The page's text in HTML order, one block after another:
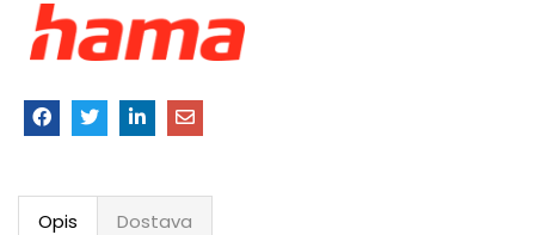
Opis Dostava